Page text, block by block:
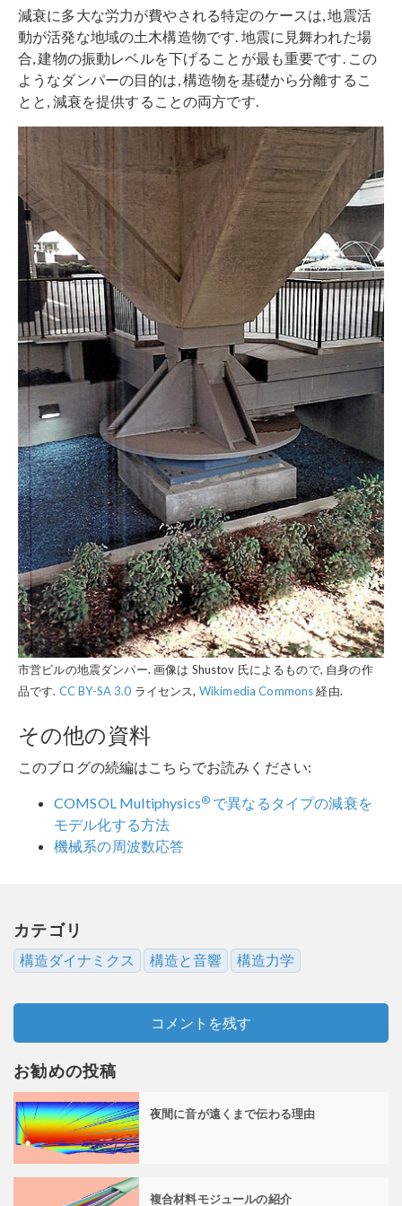
減衰に多大な労力が費やされる特定のケースは, 地震活
動が活発な地域の土木構造物です. 地震に見舞われた場
合, 建物の振動レベルを下げることが最も重要です. この
ようなダンパーの目的は, 構造物を基礎から分離するこ
とと, 減衰を提供することの両方です.
市営ビルの地震ダンパー. 画像は Shustov 氏によるもので, 自身の作
品です. CC BY-SA 3.0 ライセンス, Wikimedia Commons経由.
その他の資料
このブログの続編はこちらでお読みください:
COMSOL Multiphysics® で異なるタイプの減衰を
モデル化する方法
機械系の周波数応答
カテゴリ
構造ダイナミクス 構造と音響 構造力学
コメントを残す
お勧めの投稿
夜間に音が遠くまで伝わる理由
複合材料モジュールの紹介